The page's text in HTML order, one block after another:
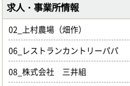
求人・事業所情報
02_上村農場（畑作）
06_レストランカントリーパパ
08_株式会社 三井組